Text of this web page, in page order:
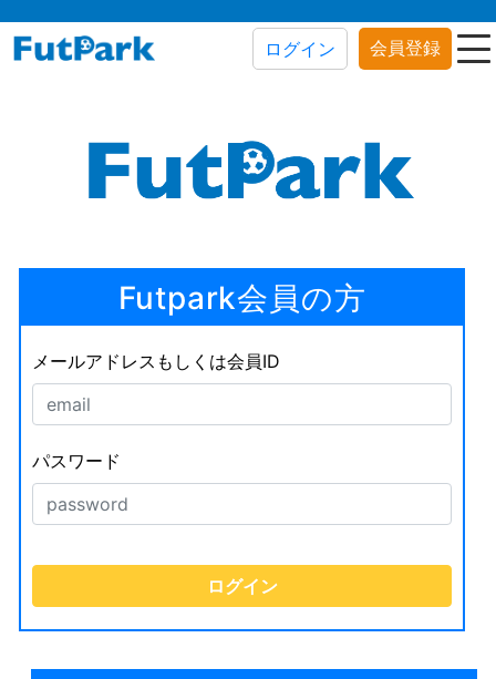
ログイン 会員登録
Futpark会員の方
メールアドレスもしくは会員ID
パスワード